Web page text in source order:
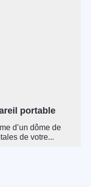
portable
d’un dôme de
de votre...